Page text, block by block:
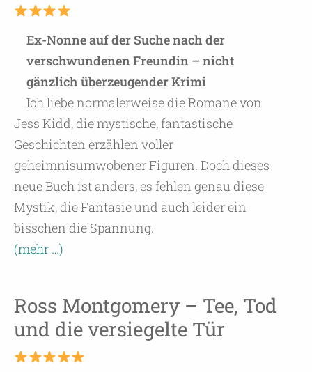
Ex-Nonne auf der Suche nach der
verschwundenen Freundin – nicht
gänzlich überzeugender Krimi
Ich liebe normalerweise die Romane von
Jess Kidd, die mystische, fantastische
Geschichten erzählen voller
geheimnisumwobener Figuren. Doch dieses
neue Buch ist anders, es fehlen genau diese
Mystik, die Fantasie und auch leider ein
bisschen die Spannung.
(mehr …)
Ross Montgomery – Tee, Tod
und die versiegelte Tür